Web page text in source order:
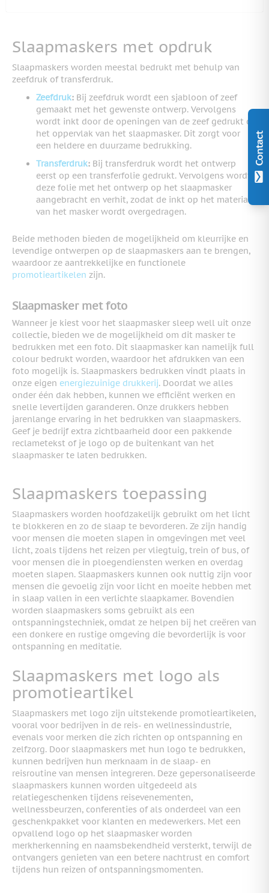
Contact
Slaapmaskers met opdruk
Slaapmaskers worden meestal bedrukt met behulp van
zeefdruk of transferdruk.
Zeefdruk: Bij zeefdruk wordt een sjabloon of zeef
gemaakt met het gewenste ontwerp. Vervolgens
wordt inkt door de openingen van de zeef gedrukt op
het oppervlak van het slaapmasker. Dit zorgt voor
een heldere en duurzame bedrukking.
Transferdruk: Bij transferdruk wordt het ontwerp
eerst op een transferfolie gedrukt. Vervolgens wordt
deze folie met het ontwerp op het slaapmasker
aangebracht en verhit, zodat de inkt op het materiaal
van het masker wordt overgedragen.
Beide methoden bieden de mogelijkheid om kleurrijke en
levendige ontwerpen op de slaapmaskers aan te brengen,
waardoor ze aantrekkelijke en functionele
promotieartikelen zijn.
Slaapmasker met foto
Wanneer je kiest voor het slaapmasker sleep well uit onze
collectie, bieden we de mogelijkheid om dit masker te
bedrukken met een foto. Dit slaapmasker kan namelijk full
colour bedrukt worden, waardoor het afdrukken van een
foto mogelijk is. Slaapmaskers bedrukken vindt plaats in
onze eigen energiezuinige drukkerij. Doordat we alles
onder één dak hebben, kunnen we efficiënt werken en
snelle levertijden garanderen. Onze drukkers hebben
jarenlange ervaring in het bedrukken van slaapmaskers.
Geef je bedrijf extra zichtbaarheid door een pakkende
reclametekst of je logo op de buitenkant van het
slaapmasker te laten bedrukken.
Slaapmaskers toepassing
Slaapmaskers worden hoofdzakelijk gebruikt om het licht
te blokkeren en zo de slaap te bevorderen. Ze zijn handig
voor mensen die moeten slapen in omgevingen met veel
licht, zoals tijdens het reizen per vliegtuig, trein of bus, of
voor mensen die in ploegendiensten werken en overdag
moeten slapen. Slaapmaskers kunnen ook nuttig zijn voor
mensen die gevoelig zijn voor licht en moeite hebben met
in slaap vallen in een verlichte slaapkamer. Bovendien
worden slaapmaskers soms gebruikt als een
ontspanningstechniek, omdat ze helpen bij het creëren van
een donkere en rustige omgeving die bevorderlijk is voor
ontspanning en meditatie.
Slaapmaskers met logo als
promotieartikel
Slaapmaskers met logo zijn uitstekende promotieartikelen,
vooral voor bedrijven in de reis- en wellnessindustrie,
evenals voor merken die zich richten op ontspanning en
zelfzorg. Door slaapmaskers met hun logo te bedrukken,
kunnen bedrijven hun merknaam in de slaap- en
reisroutine van mensen integreren. Deze gepersonaliseerde
slaapmaskers kunnen worden uitgedeeld als
relatiegeschenken tijdens reisevenementen,
wellnessbeurzen, conferenties of als onderdeel van een
geschenkpakket voor klanten en medewerkers. Met een
opvallend logo op het slaapmasker worden
merkherkenning en naamsbekendheid versterkt, terwijl de
ontvangers genieten van een betere nachtrust en comfort
tijdens hun reizen of ontspanningsmomenten.